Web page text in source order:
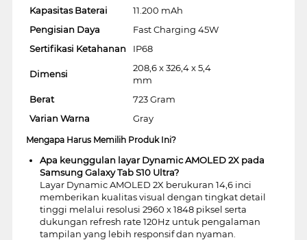
Kapasitas Baterai
11.200 mAh
Pengisian Daya
Fast Charging 45W
Sertifikasi Ketahanan
IP68
Dimensi
208,6 x 326,4 x 5,4
mm
Berat
723 Gram
Varian Warna
Gray
Mengapa Harus Memilih Produk Ini?
Apa keunggulan layar Dynamic AMOLED 2X pada
Samsung Galaxy Tab S10 Ultra?
Layar Dynamic AMOLED 2X berukuran 14,6 inci
memberikan kualitas visual dengan tingkat detail
tinggi melalui resolusi 2960 x 1848 piksel serta
dukungan refresh rate 120Hz untuk pengalaman
tampilan yang lebih responsif dan nyaman.